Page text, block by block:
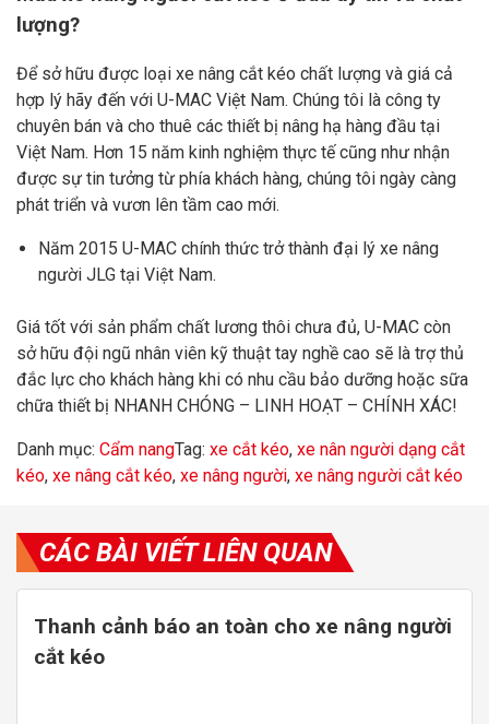
lượng?
Để sở hữu được loại xe nâng cắt kéo chất lượng và giá cả
hợp lý hãy đến với U-MAC Việt Nam. Chúng tôi là công ty
chuyên bán và cho thuê các thiết bị nâng hạ hàng đầu tại
Việt Nam. Hơn 15 năm kinh nghiệm thực tế cũng như nhận
được sự tin tưởng từ phía khách hàng, chúng tôi ngày càng
phát triển và vươn lên tầm cao mới.
Năm 2015 U-MAC chính thức trở thành đại lý xe nâng
người JLG tại Việt Nam.
Giá tốt với sản phẩm chất lương thôi chưa đủ, U-MAC còn
sở hữu đội ngũ nhân viên kỹ thuật tay nghề cao sẽ là trợ thủ
đắc lực cho khách hàng khi có nhu cầu bảo dưỡng hoặc sữa
chữa thiết bị NHANH CHÓNG – LINH HOẠT – CHÍNH XÁC!
Danh mục: Cẩm nangTag: xe cắt kéo, xe nân người dạng cắt
kéo, xe nâng cắt kéo, xe nâng người, xe nâng người cắt kéo
CÁC BÀI VIẾT LIÊN QUAN
Thanh cảnh báo an toàn cho xe nâng người
cắt kéo